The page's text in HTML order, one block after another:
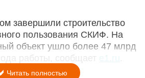
завершили строительство
пользования СКИФ. На
объект ушло более 47 млрд
работы, сообщает
e1.ru
Читать полностью